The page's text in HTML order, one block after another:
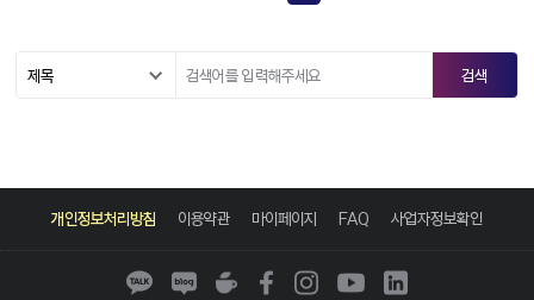
개인정보처리방침 이용약관 마이페이지 FAQ 사업자정보확인
톡
블
카
북
그
인